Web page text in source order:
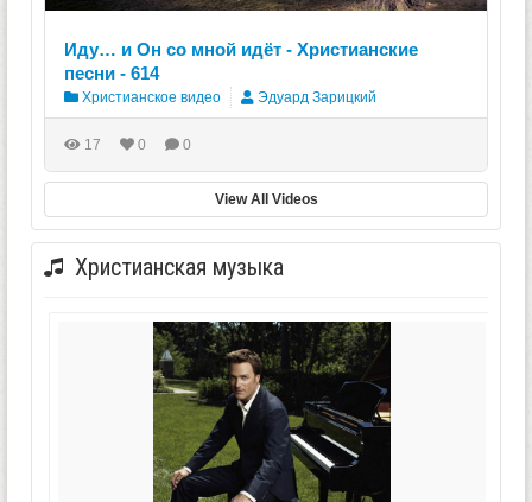
Иду… и Он со мной идёт - Христианские
песни - 614
Христианское видео Эдуард Зарицкий
17 0 0
View All Videos
Христианская музыка